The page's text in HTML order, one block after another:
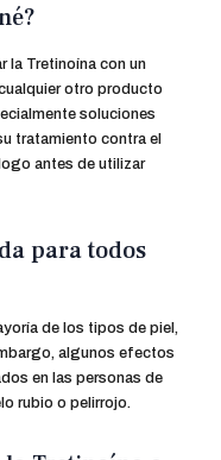
la Tretinoína con un
otro producto
soluciones
tratamiento contra el
antes de utilizar
para todos
de los tipos de piel,
algunos efectos
en las personas de
rubio o pelirrojo.